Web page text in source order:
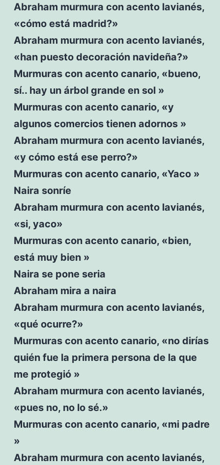
Abraham murmura con acento lavianés,
«cómo está madrid?»
Abraham murmura con acento lavianés,
«han puesto decoración navideña?»
Murmuras con acento canario, «bueno,
sí.. hay un árbol grande en sol »
Murmuras con acento canario, «y
algunos comercios tienen adornos »
Abraham murmura con acento lavianés,
«y cómo está ese perro?»
Murmuras con acento canario, «Yaco »
Naira sonríe
Abraham murmura con acento lavianés,
«si, yaco»
Murmuras con acento canario, «bien,
está muy bien »
Naira se pone seria
Abraham mira a naira
Abraham murmura con acento lavianés,
«qué ocurre?»
Murmuras con acento canario, «no dirías
quién fue la primera persona de la que
me protegió »
Abraham murmura con acento lavianés,
«pues no, no lo sé.»
Murmuras con acento canario, «mi padre
»
Abraham murmura con acento lavianés,